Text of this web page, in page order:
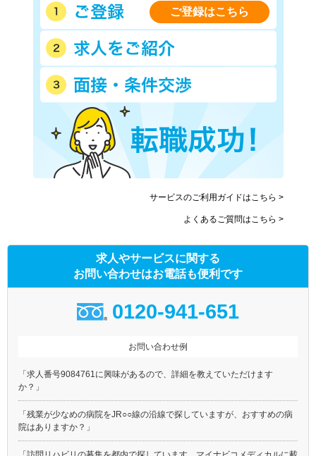
ご登録はこちら
サービスのご利用ガイドはこちら >
よくあるご質問はこちら >
求人やサービスに関する
お問い合わせはお電話も便利です
0120-941-651
お問い合わせ例
「求人番号9084761に興味があるので、詳細を教えていただけます
か？」
「残業が少なめの病院をJR○○線の沿線で探していますが、おすすめの病
院はありますか？」